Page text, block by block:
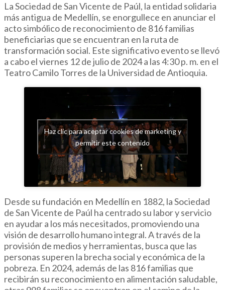
La Sociedad de San Vicente de Paúl, la entidad solidaria
más antigua de Medellín, se enorgullece en anunciar el
acto simbólico de reconocimiento de 816 familias
beneficiarias que se encuentran en la ruta de
transformación social. Este significativo evento se llevó
a cabo el viernes 12 de julio de 2024 a las 4:30 p. m. en el
Teatro Camilo Torres de la Universidad de Antioquia.
Haz clic para aceptar cookies de marketing y
permitir este contenido
Desde su fundación en Medellín en 1882, la Sociedad
de San Vicente de Paúl ha centrado su labor y servicio
en ayudar a los más necesitados, promoviendo una
visión de desarrollo humano integral. A través de la
provisión de medios y herramientas, busca que las
personas superen la brecha social y económica de la
pobreza. En 2024, además de las 816 familias que
recibirán su reconocimiento en alimentación saludable,